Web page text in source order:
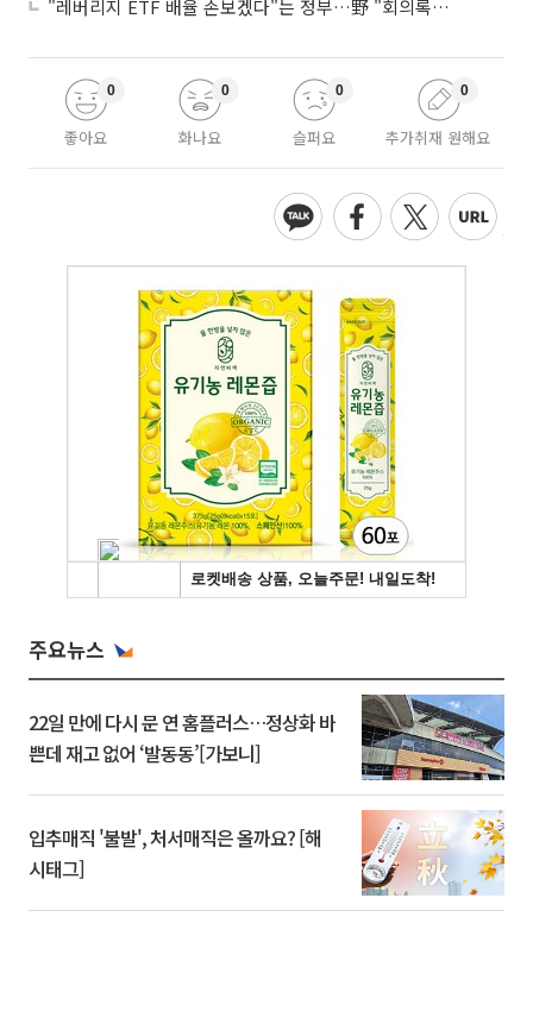
"레버리지 ETF 배율 손보겠다"는 정부…野 "회의록부터 내놔야"
좋아요
0
화나요
0
슬퍼요
0
추가취재 원해요
0
주요뉴스
22일 만에 다시 문 연 홈플러스…정상화 바
쁜데 재고 없어 ‘발동동’[가보니]
입추매직 '불발', 처서매직은 올까요? [해
시태그]